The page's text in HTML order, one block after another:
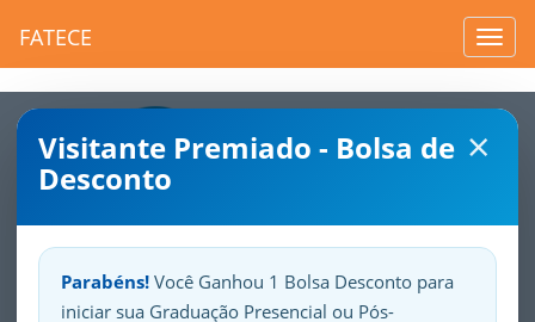
FATECE
×
Visitante Premiado - Bolsa de
Desconto
Parabéns! Você Ganhou 1 Bolsa Desconto para
iniciar sua Graduação Presencial ou Pós-